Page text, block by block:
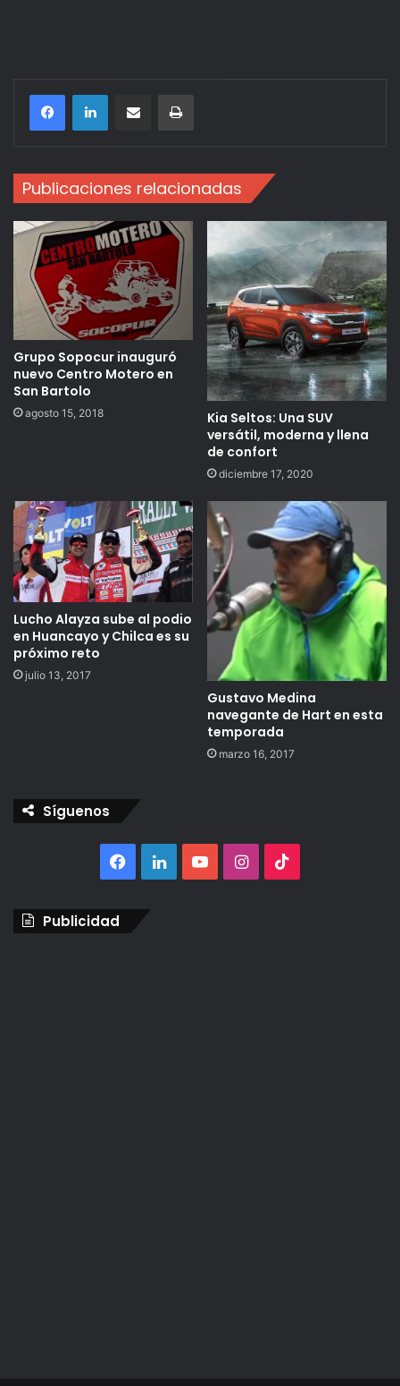
Compartir por correo electrónicoImprimir
Publicaciones relacionadas
Grupo Sopocur inauguró
nuevo Centro Motero en
San Bartolo
agosto 15, 2018
Kia Seltos: Una SUV
versátil, moderna y llena
de confort
diciembre 17, 2020
Lucho Alayza sube al podio
en Huancayo y Chilca es su
próximo reto
julio 13, 2017
Gustavo Medina
navegante de Hart en esta
temporada
marzo 16, 2017
Síguenos
Facebook
LinkedInYouTubeInstagram
Publicidad